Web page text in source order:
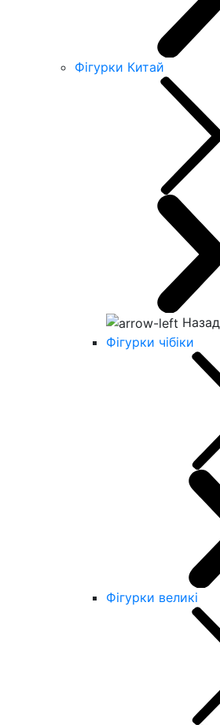
Фігурки Китай
Назад
Фігурки чібіки
Фігурки великі